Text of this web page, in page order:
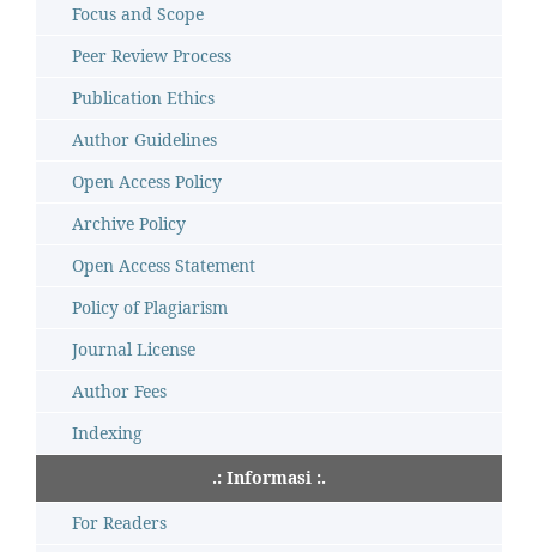
Focus and Scope
Peer Review Process
Publication Ethics
Author Guidelines
Open Access Policy
Archive Policy
Open Access Statement
Policy of Plagiarism
Journal License
Author Fees
Indexing
.: Informasi :.
For Readers